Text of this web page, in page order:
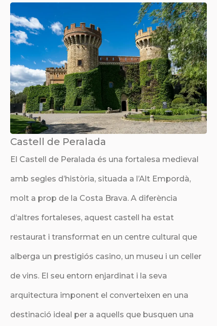
Castell de Peralada
El Castell de Peralada és una fortalesa medieval
amb segles d’història, situada a l’Alt Empordà,
molt a prop de la Costa Brava. A diferència
d’altres fortaleses, aquest castell ha estat
restaurat i transformat en un centre cultural que
alberga un prestigiós casino, un museu i un celler
de vins. El seu entorn enjardinat i la seva
arquitectura imponent el converteixen en una
destinació ideal per a aquells que busquen una